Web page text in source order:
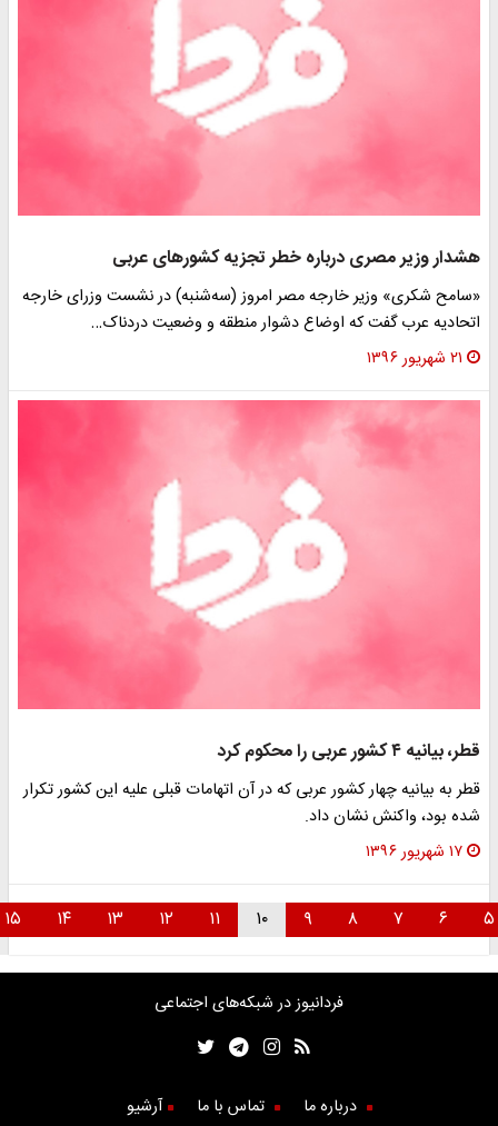
هشدار وزیر مصری درباره خطر تجزیه کشورهای عربی
«سامح شکری» وزیر خارجه مصر امروز (سه‌شنبه) در نشست وزرای خارجه
اتحادیه عرب گفت که اوضاع دشوار منطقه و وضعیت دردناک…
۲۱ شهریور ۱۳۹۶
قطر، بیانیه ۴ کشور عربی را محکوم کرد
قطر به بیانیه چهار کشور عربی که در آن اتهامات قبلی علیه این کشور تکرار
شده بود، واکنش نشان داد.
۱۷ شهریور ۱۳۹۶
۱۲ ۱۳ ۱۴ ۱۵
فردانیوز در شبکه‌های اجتماعی
درباره ما تماس با ما آرشیو